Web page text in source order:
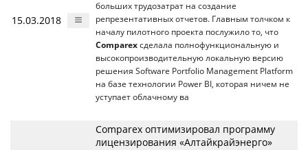
15.03.2018
больших трудозатрат на создание
репрезентативных отчетов. Главным толчком к
началу пилотного проекта послужило то, что
Comparex сделала полнофункциональную и
высокопроизводительную локальную версию
решения Software Portfolio Management Platform
на базе технологии Power BI, которая ничем не
уступает облачному ва
Comparex оптимизировал программу
лицензирования «Алтайкрайэнерго»